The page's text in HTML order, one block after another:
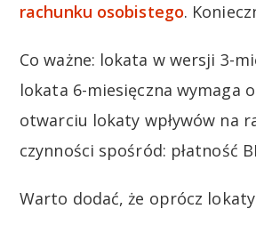
rachunku osobistego.
Co ważne: lokata w wersji 3-
lokata 6-miesięczna wymaga
otwarciu lokaty wpływów na
czynności spośród: płatność
Warto dodać, że oprócz